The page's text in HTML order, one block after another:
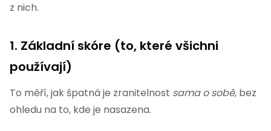
z nich.
1. Základní skóre (to, které všichni
používají)
To měří, jak špatná je zranitelnost sama o sobě, bez
ohledu na to, kde je nasazena.